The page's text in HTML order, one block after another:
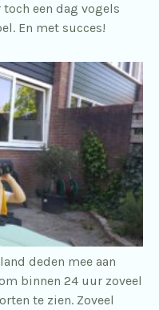
een dag vogels
En met succes!
deden mee aan
binnen 24 uur zoveel
te zien. Zoveel